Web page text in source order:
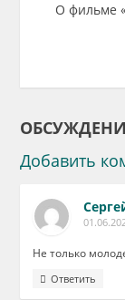
О фильме
Добавить
Не только
Ответить